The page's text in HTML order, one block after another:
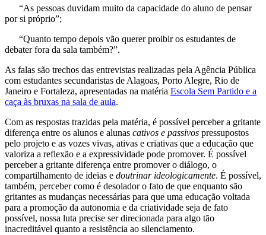
“As pessoas duvidam muito da capacidade do aluno de pensar
por si próprio”;
“Quanto tempo depois vão querer proibir os estudantes de
debater fora da sala também?”.
As falas são trechos das entrevistas realizadas pela Agência Pública
com estudantes secundaristas de Alagoas, Porto Alegre, Rio de
Janeiro e Fortaleza, apresentadas na matéria Escola Sem Partido e a
caça às bruxas na sala de aula.
Com as respostas trazidas pela matéria, é possível perceber a gritante
diferença entre os alunos e alunas cativos e passivos pressupostos
pelo projeto e as vozes vivas, ativas e criativas que a educação que
valoriza a reflexão e a expressividade pode promover. É possível
perceber a gritante diferença entre promover o diálogo, o
compartilhamento de ideias e doutrinar ideologicamente. É possível,
também, perceber como é desolador o fato de que enquanto são
gritantes as mudanças necessárias para que uma educação voltada
para a promoção da autonomia e da criatividade seja de fato
possível, nossa luta precise ser direcionada para algo tão
inacreditável quanto a resistência ao silenciamento.